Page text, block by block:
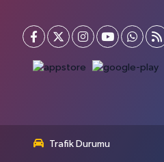
Trafik Durumu